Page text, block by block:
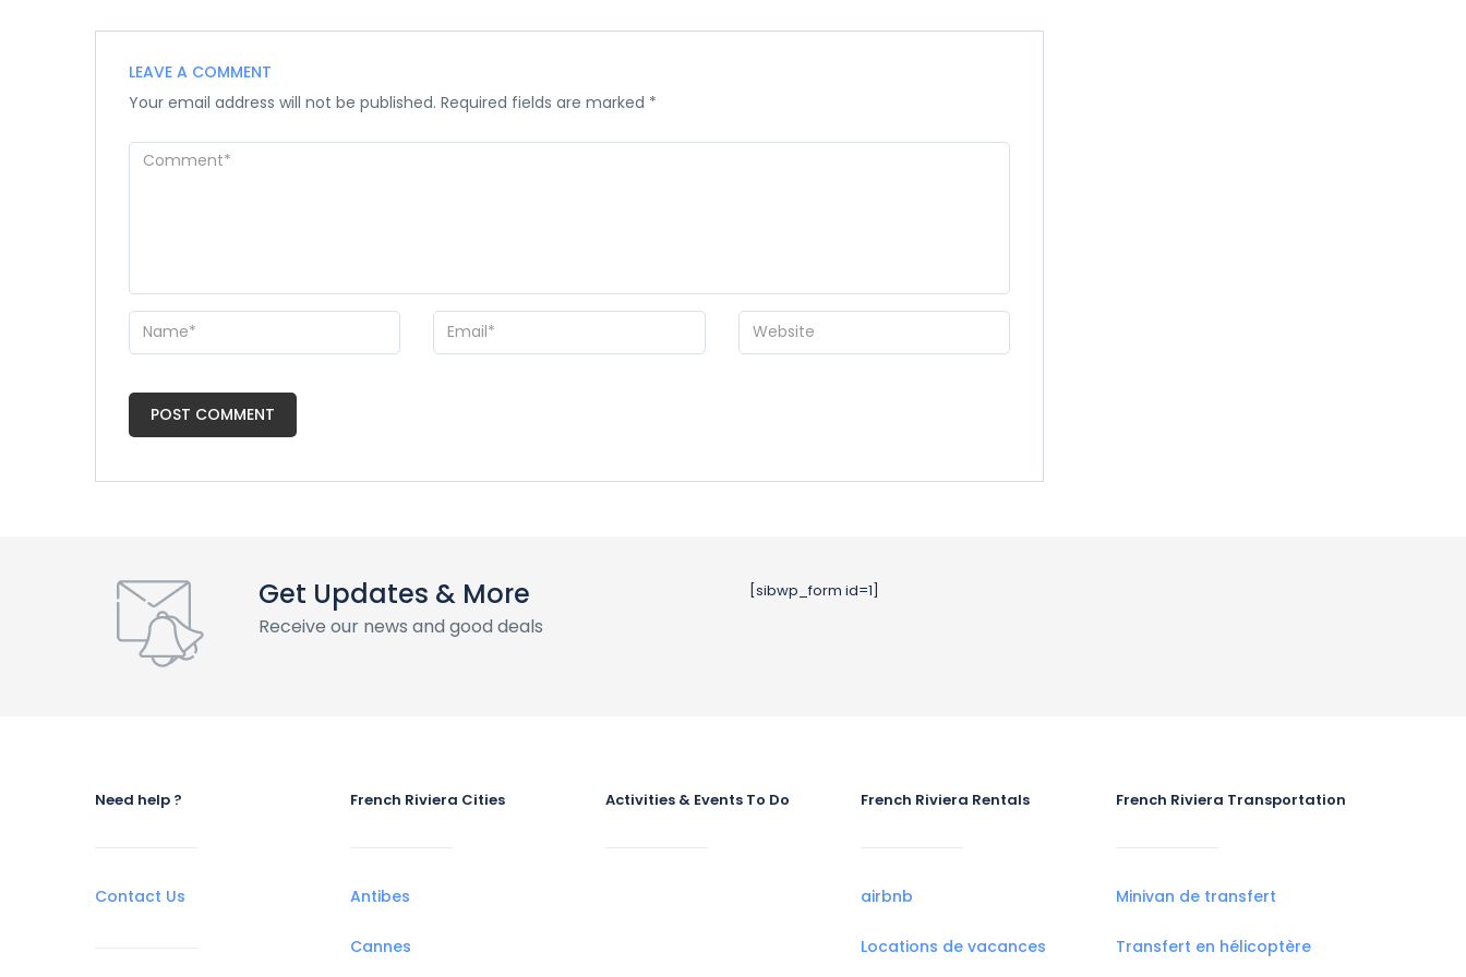
LEAVE A COMMENT
Your email address will not be published. Required fields are marked *
Get Updates & More
Receive our news and good deals
[sibwp_form id=1]
Need help ?
Contact Us
French Riviera Cities
Antibes
Cannes
Activities & Events To Do French Riviera Rentals
airbnb
Locations de vacances
French Riviera Transportation
Minivan de transfert
Transfert en hélicoptère